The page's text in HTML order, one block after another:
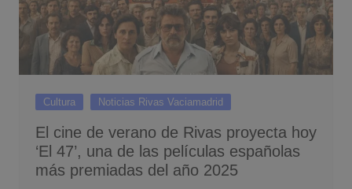
Cultura Noticias Rivas Vaciamadrid
El cine de verano de Rivas proyecta hoy
‘El 47’, una de las películas españolas
más premiadas del año 2025